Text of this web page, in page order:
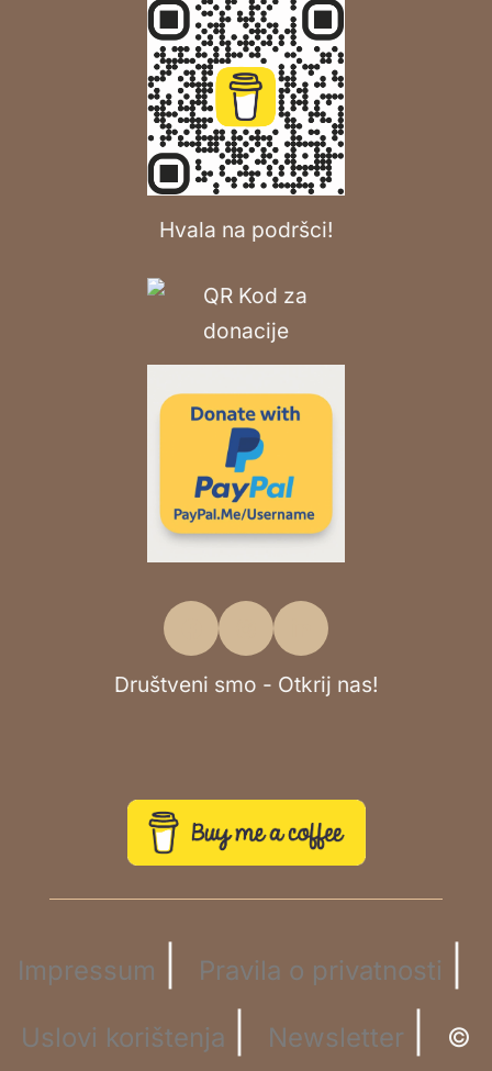
Hvala na podršci!
Društveni smo - Otkrij nas!
Impressum Pravila o privatnosti
Uslovi korištenja Newsletter ©